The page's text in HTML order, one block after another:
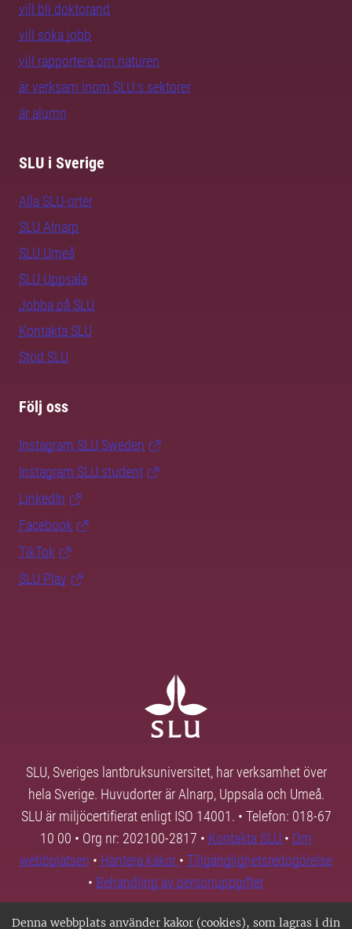
Denna webbplats använder kakor (cookies), som lagras i din
vill bli doktorand
vill söka jobb
vill rapportera om naturen
är verksam inom SLU:s sektorer
är alumn
SLU i Sverige
Alla SLU-orter
SLU Alnarp
SLU Umeå
SLU Uppsala
Jobba på SLU
Kontakta SLU
Stöd SLU
Följ oss
Instagram SLU.Sweden
Instagram SLU.student
LinkedIn
Facebook
TikTok
SLU Play
SLU, Sveriges lantbruksuniversitet, har verksamhet över
hela Sverige. Huvudorter är Alnarp, Uppsala och Umeå.
SLU är miljöcertifierat enligt ISO 14001. • Telefon: 018-67
10 00 • Org nr: 202100-2817 • Kontakta SLU • Om
webbplatsen • Hantera kakor • Tillgänglighetsredogörelse
• Behandling av personuppgifter